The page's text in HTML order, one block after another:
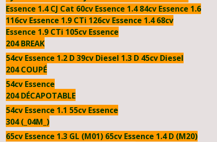
Essence 1.4 CJ Cat 60cv Essence 1.4 84cv Essence 1.6
116cv Essence 1.9 CTi 126cv Essence 1.4 68cv
Essence 1.9 CTi 105cv Essence
204 BREAK
54cv Essence 1.2 D 39cv Diesel 1.3 D 45cv Diesel
204 COUPÉ
54cv Essence
204 DÉCAPOTABLE
54cv Essence 1.1 55cv Essence
304 (_04M_)
65cv Essence 1.3 GL (M01) 65cv Essence 1.4 D (M20)